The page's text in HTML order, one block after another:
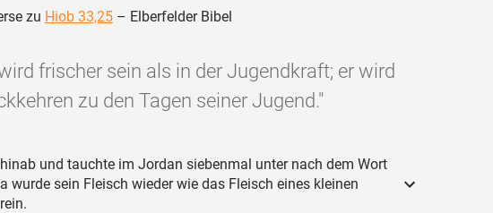
zu Hiob 33,25 – Elberfelder Bibel
frischer sein als in der Jugendkraft; er wird
zu den Tagen seiner Jugend."
und tauchte im Jordan siebenmal unter nach dem Wort
wurde sein Fleisch wieder wie das Fleisch eines kleinen